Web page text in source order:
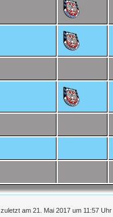
am 21. Mai 2017 um 11:57